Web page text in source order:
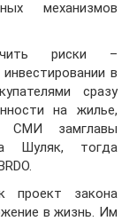
механизмов
риски –
в
сразу
на жилье,
замглавы
Шуляк, тогда
проект закона
в жизнь. Им